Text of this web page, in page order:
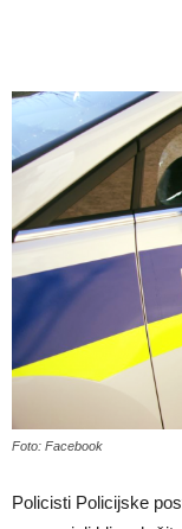
Foto: Facebook
Policisti Policijske